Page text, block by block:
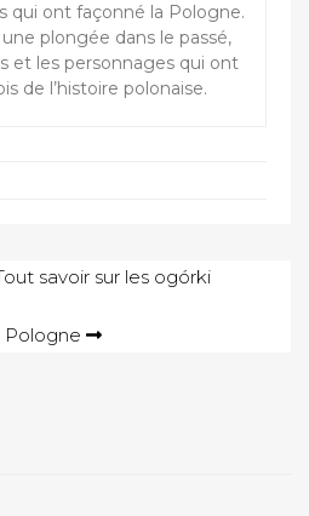
qui ont façonné la Pologne.
plongée dans le passé,
et les personnages qui ont
de l’histoire polonaise.
savoir sur les ogórki
Pologne